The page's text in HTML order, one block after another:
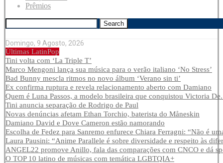
Prêmios
Search
Domingo, 9 Agosto, 2026
Últimas LatinPop
Tini volta com ‘La Triple T’
Marco Mengoni lança sua música para o verão italiano ‘No Stress’
Bad Bunny mescla ritmos no novo álbum ‘Verano sin ti’
Ex confirma ruptura e revela relacionamento aberto com Damiano
Quem é Luna Passos, a modelo brasileira que conquistou Victoria
Tini anuncia separação de Rodrigo de Paul
Novas denúncias afetam Ethan Torchio, baterista do Måneskin
Damiano David e Dove Cameron estão namorando
Escolha de Fedez para Sanremo enfurece Chiara Ferragni: “Não é
Laura Pausini: “Anime Parallele é sobre diversidade e respeito às
ANGEL22 promove Anillo, fala das comparações com CNCO e dá
O TOP 10 latino de músicas com temática LGBTQIA+